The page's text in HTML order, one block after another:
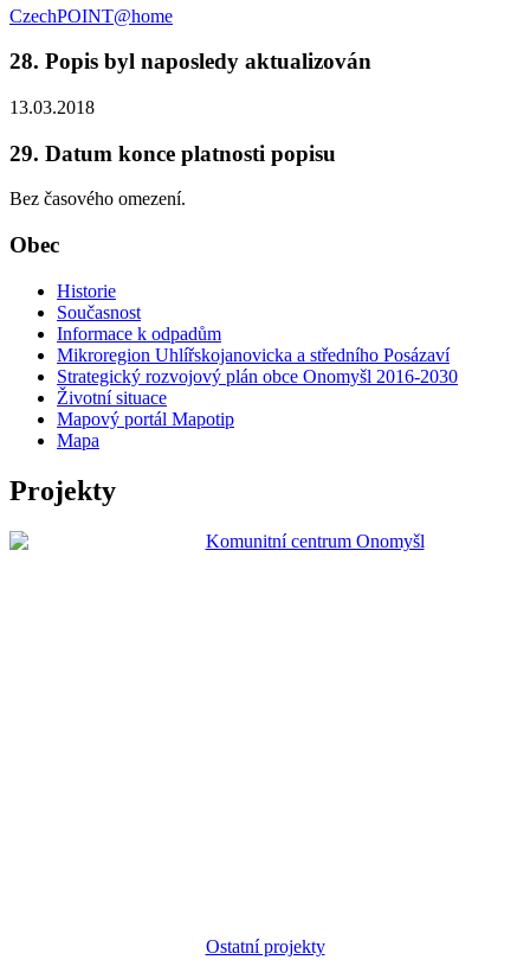
CzechPOINT@home
28. Popis byl naposledy aktualizován
13.03.2018
29. Datum konce platnosti popisu
Bez časového omezení.
Obec
Historie
Současnost
Informace k odpadům
Mikroregion Uhlířskojanovicka a středního Posázaví
Strategický rozvojový plán obce Onomyšl 2016-2030
Životní situace
Mapový portál Mapotip
Mapa
Projekty
Ostatní projekty